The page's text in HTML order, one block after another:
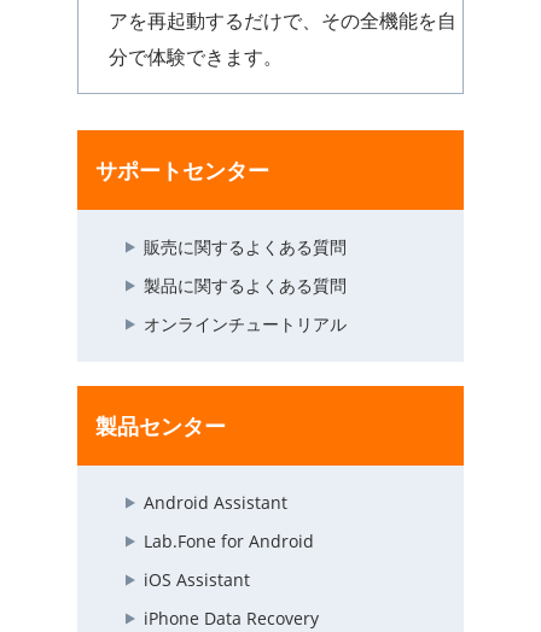
アを再起動するだけで、その全機能を自
分で体験できます。
サポートセンター
販売に関するよくある質問
製品に関するよくある質問
オンラインチュートリアル
製品センター
Android Assistant
Lab.Fone for Android
iOS Assistant
iPhone Data Recovery